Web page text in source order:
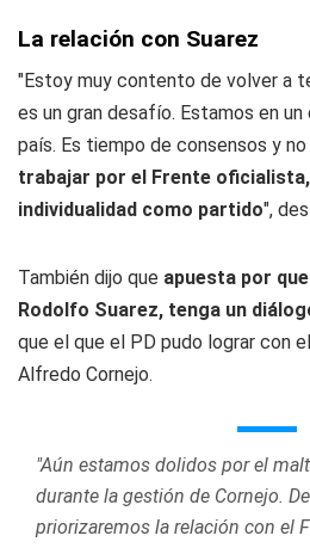
La relación con Suarez
"Estoy muy contento de volver a
es un gran desafío. Estamos en
país. Es tiempo de consensos y
trabajar por el Frente
individualidad como partido",
También dijo que apuesta por
Rodolfo Suarez, tenga un
que el que el PD pudo lograr con
Alfredo Cornejo.
"Aún estamos dolidos por el
durante la gestión de Cornejo.
priorizaremos la relación con el